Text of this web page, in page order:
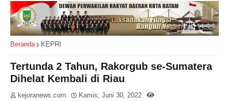
Beranda KEPRI
Tertunda 2 Tahun, Rakorgub se-Sumatera
Dihelat Kembali di Riau
kejoranews.com Kamis, Juni 30, 2022